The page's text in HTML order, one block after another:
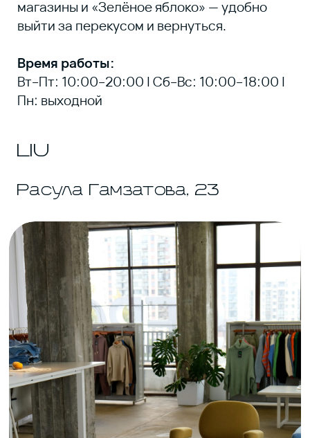
Не только магазин одежды, но и
полноценное городское пространство, где
интерьер с бетонными стенами,
дизайнерскими акцентами и неоновым
светом создаёт спокойную, несуетную
атмосферу.
Здесь удобно сидеть с ноутбуком
несколько часов подряд. Отдельный плюс
— большие окна с видом на море и город.
Внутри работает барная зона с
полноценным меню и напитками, так что
пауза на обед решается на месте.
Время работы:10:00–20:00
FABRISTA